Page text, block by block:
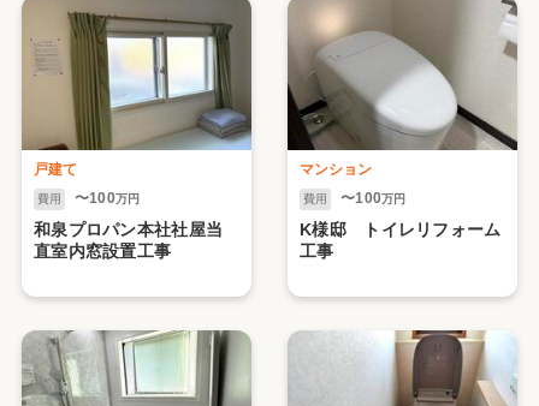
戸建て
費用 〜100万円
和泉プロパン本社社屋当
直室内窓設置工事
マンション
費用 〜100万円
K様邸 トイレリフォーム
工事